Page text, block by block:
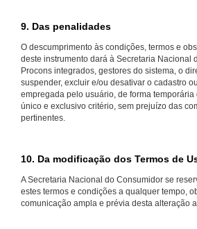
9. Das penalidades
O descumprimento às condições, termos e
deste instrumento dará à Secretaria Nacional
Procons integrados, gestores do sistema, o
suspender, excluir e/ou desativar o cadastro
empregada pelo usuário, de forma temporária
único e exclusivo critério, sem prejuízo das
pertinentes.
10. Da modificação dos Termos de
A Secretaria Nacional do Consumidor se
estes termos e condições a qualquer tempo,
comunicação ampla e prévia desta alteração